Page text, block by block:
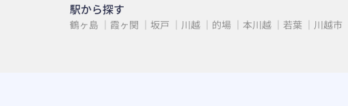
駅から探す
鶴ヶ島 霞ヶ関 坂戸 川越 的場 本川越 若葉 川越市